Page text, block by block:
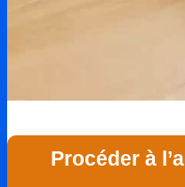
Procéder à